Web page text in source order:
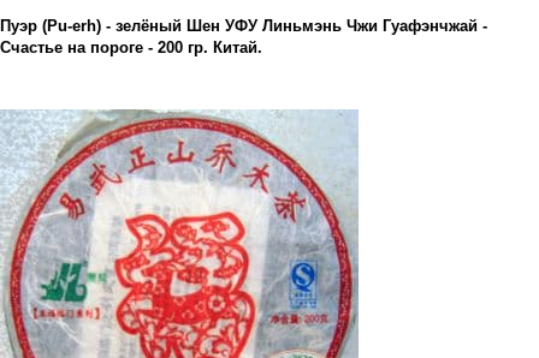
Пуэр (Pu-erh) - зелёный Шен УФУ Линьмэнь Чжи Гуафэнчжай -
Счастье на пороге - 200 гр. Китай.